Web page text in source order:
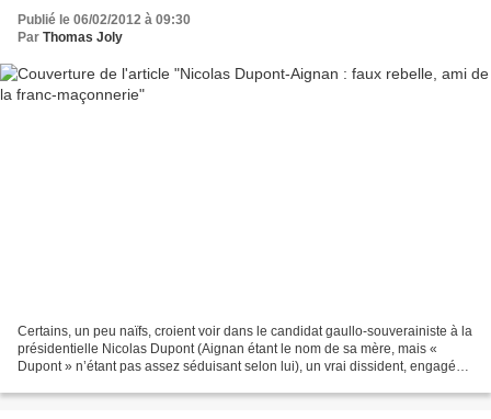
Publié le 06/02/2012 à 09:30
Par Thomas Joly
Certains, un peu naïfs, croient voir dans le candidat gaullo-souverainiste à la
présidentielle Nicolas Dupont (Aignan étant le nom de sa mère, mais «
Dupont » n’étant pas assez séduisant selon lui), un vrai dissident, engagé